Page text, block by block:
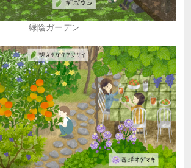
緑陰ガーデン